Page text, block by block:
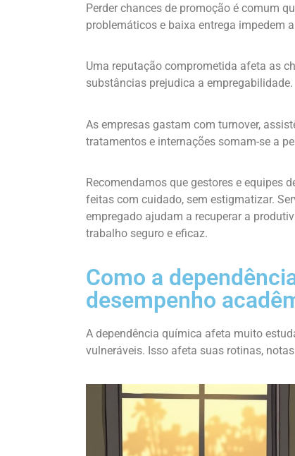
Perder chances de promoção é comum
problemáticos e baixa entrega impedem
Uma reputação comprometida afeta as
substâncias prejudica a empregabilidade.
As empresas gastam com turnover,
tratamentos e internações somam-se a
Recomendamos que gestores e equipes
feitas com cuidado, sem estigmatizar.
empregado ajudam a recuperar a
trabalho seguro e eficaz.
Como a
desempenho
A dependência química afeta muito
vulneráveis. Isso afeta suas rotinas,